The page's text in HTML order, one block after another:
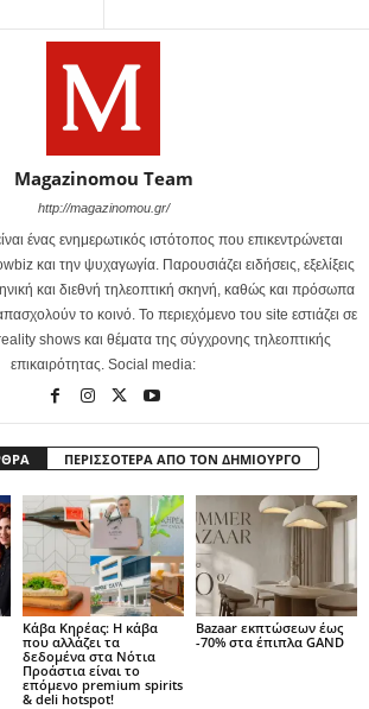
Magazinomou Team
http://magazinomou.gr/
ένας ενημερωτικός ιστότοπος που επικεντρώνεται
και την ψυχαγωγία. Παρουσιάζει ειδήσεις, εξελίξεις
και διεθνή τηλεοπτική σκηνή, καθώς και πρόσωπα
το κοινό. Το περιεχόμενο του site εστιάζει σε
shows και θέματα της σύγχρονης τηλεοπτικής
επικαιρότητας. Social media:
ΠΕΡΙΣΣΟΤΕΡΑ ΑΠΟ ΤΟΝ ΔΗΜΙΟΥΡΓΟ
Κάβα Κηρέας: Η κάβα
που αλλάζει τα
δεδομένα στα Νότια
Προάστια είναι το
επόμενο premium spirits
& deli hotspot!
Bazaar εκπτώσεων έως
-70% στα έπιπλα GAND